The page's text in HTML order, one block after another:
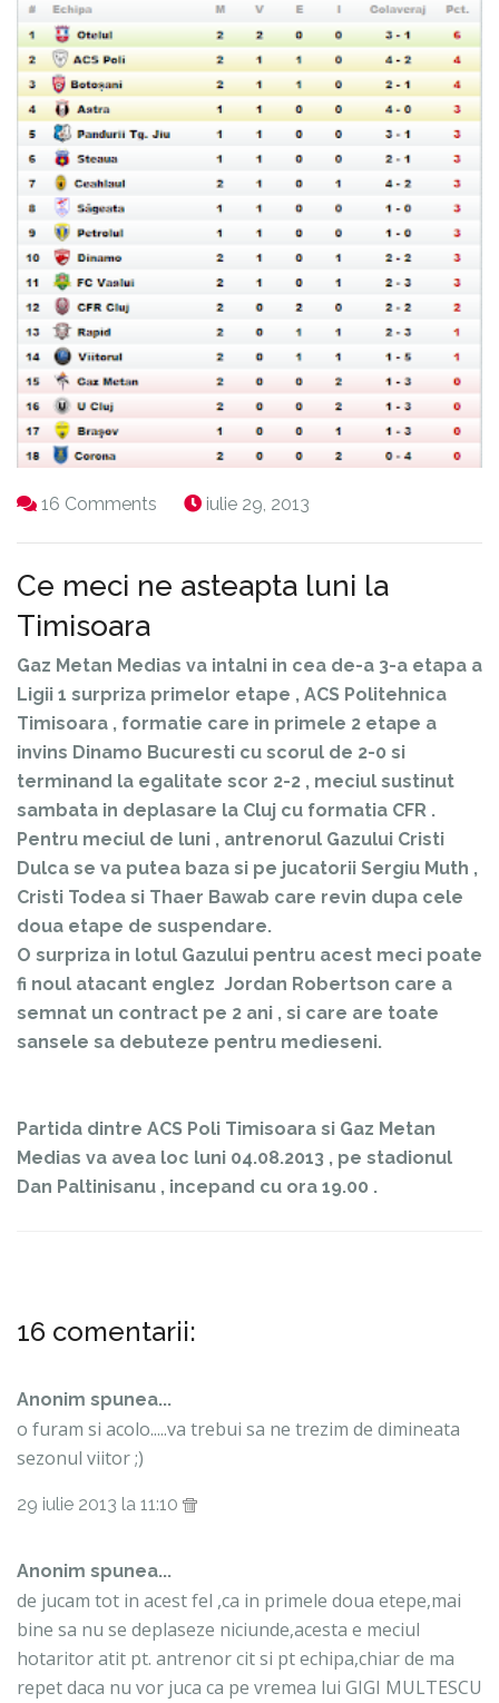
16 Comments iulie 29, 2013
Ce meci ne asteapta luni la
Timisoara
Gaz Metan Medias va intalni in cea de-a 3-a etapa a
Ligii 1 surpriza primelor etape , ACS Politehnica
Timisoara , formatie care in primele 2 etape a
invins Dinamo Bucuresti cu scorul de 2-0 si
terminand la egalitate scor 2-2 , meciul sustinut
sambata in deplasare la Cluj cu formatia CFR .
Pentru meciul de luni , antrenorul Gazului Cristi
Dulca se va putea baza si pe jucatorii Sergiu Muth ,
Cristi Todea si Thaer Bawab care revin dupa cele
doua etape de suspendare.
O surpriza in lotul Gazului pentru acest meci poate
fi noul atacant englez Jordan Robertson care a
semnat un contract pe 2 ani , si care are toate
sansele sa debuteze pentru medieseni.
Partida dintre ACS Poli Timisoara si Gaz Metan
Medias va avea loc luni 04.08.2013 , pe stadionul
Dan Paltinisanu , incepand cu ora 19.00 .
16 comentarii:
Anonim spunea...
o furam si acolo.....va trebui sa ne trezim de dimineata
sezonul viitor ;)
29 iulie 2013 la 11:10
Anonim spunea...
de jucam tot in acest fel ,ca in primele doua etepe,mai
bine sa nu se deplaseze niciunde,acesta e meciul
hotaritor atit pt. antrenor cit si pt echipa,chiar de ma
repet daca nu vor juca ca pe vremea lui GIGI MULTESCU